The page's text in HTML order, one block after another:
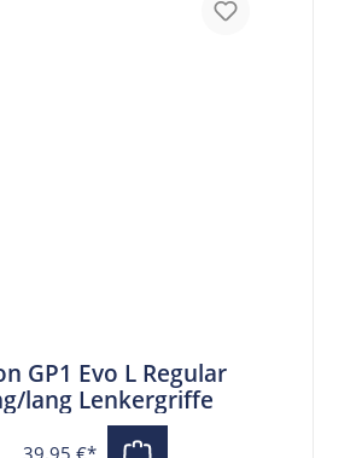
GP1 Evo L Regular
lang Lenkergriffe